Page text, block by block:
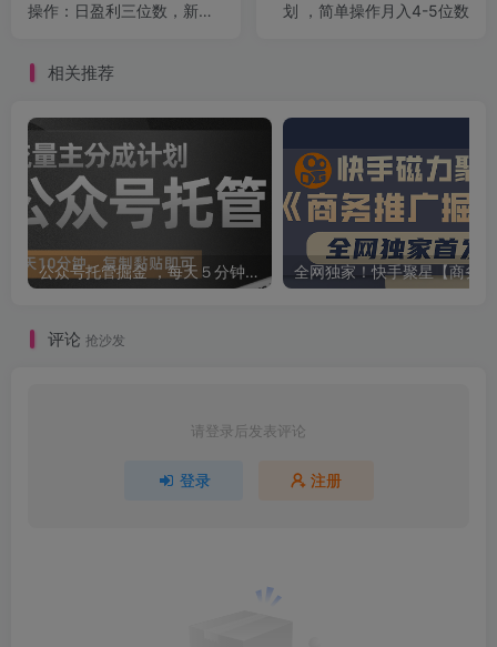
操作：日盈利三位数，新手
划 ，简单操作月入4-5位数
相关推荐
公众号托管掘金 ，每天５分钟复制粘贴，月入4位数
评论 抢沙发
请登录后发表评论
登录 注册